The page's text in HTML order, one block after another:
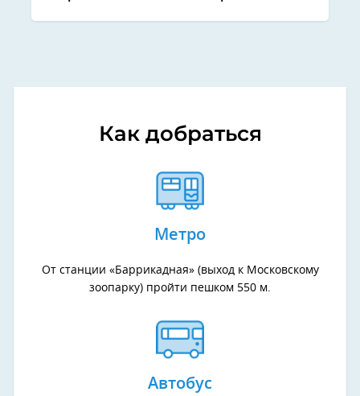
Как добраться
Метро
От станции «Баррикадная» (выход к Московскому
зоопарку) пройти пешком 550 м.
Автобус